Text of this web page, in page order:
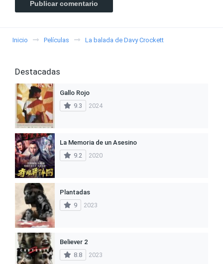
Inicio Películas La balada de Davy Crockett
Destacadas
Gallo Rojo
9.3
2024
La Memoria de un Asesino
9.2
2020
Plantadas
9
2023
Believer 2
8.8
2023